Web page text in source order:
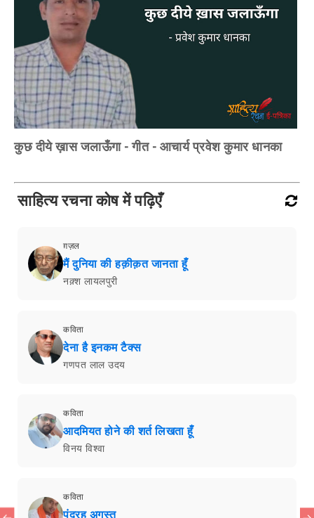
कुछ दीये ख़ास जलाऊँगा - गीत - आचार्य प्रवेश कुमार धानका
साहित्य रचना कोष में पढ़िएँ
ग़ज़ल
मैं दुनिया की हक़ीक़त जानता हूँ
नक़्श लायलपुरी
कविता
देना है इनकम टैक्स
गणपत लाल उदय
कविता
आदमियत होने की शर्त लिखता हूँ
विनय विश्वा
कविता
पंद्रह अगस्त